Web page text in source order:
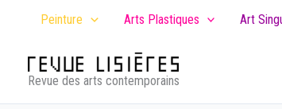
Peinture Arts Plastiques Art
Revue des arts contemporains